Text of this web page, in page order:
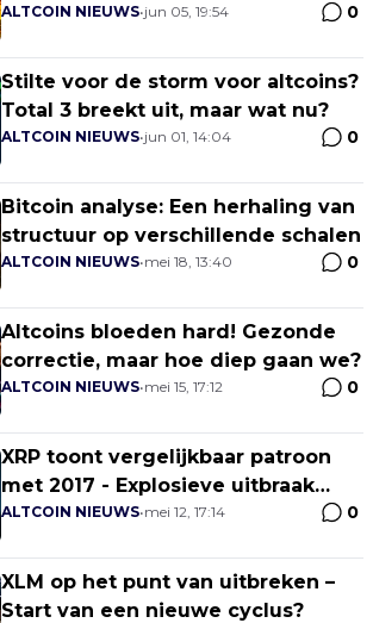
ALTCOIN NIEUWS•jun 05, 19:54 0
Stilte voor de storm voor altcoins?
Total 3 breekt uit, maar wat nu?
ALTCOIN NIEUWS•jun 01, 14:04 0
Bitcoin analyse: Een herhaling van
structuur op verschillende schalen
ALTCOIN NIEUWS•mei 18, 13:40 0
Altcoins bloeden hard! Gezonde
correctie, maar hoe diep gaan we?
ALTCOIN NIEUWS•mei 15, 17:12 0
XRP toont vergelijkbaar patroon
met 2017 - Explosieve uitbraak
onvermijdelijk?
ALTCOIN NIEUWS•mei 12, 17:14 0
XLM op het punt van uitbreken –
Start van een nieuwe cyclus?